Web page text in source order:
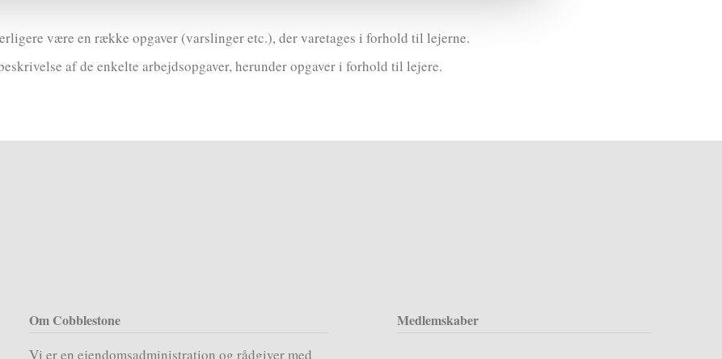
være en række opgaver (varslinger etc.), der varetages i forhold til lejerne.
af de enkelte arbejdsopgaver, herunder opgaver i forhold til lejere.
Om Cobblestone
Vi er en ejendomsadministration og rådgiver med
Medlemskaber